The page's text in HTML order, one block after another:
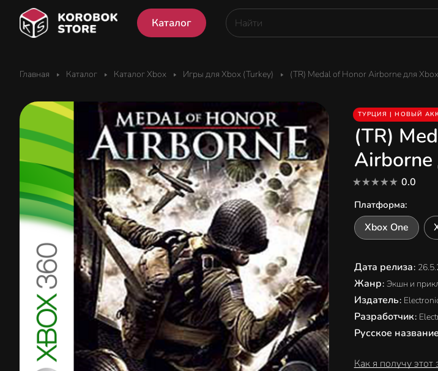
Каталог
Главная Каталог Каталог Xbox Игры для Xbox (Turkey) (TR) Medal of Honor Airborne для Xbox
ТУРЦИЯ | НОВЫЙ
(TR)
Airborne
0.0
Платформа:
Xbox One
Дата релиза:
Жанр: Экшн и
Издатель:
Разработчик:
Русское
Как я получу этот